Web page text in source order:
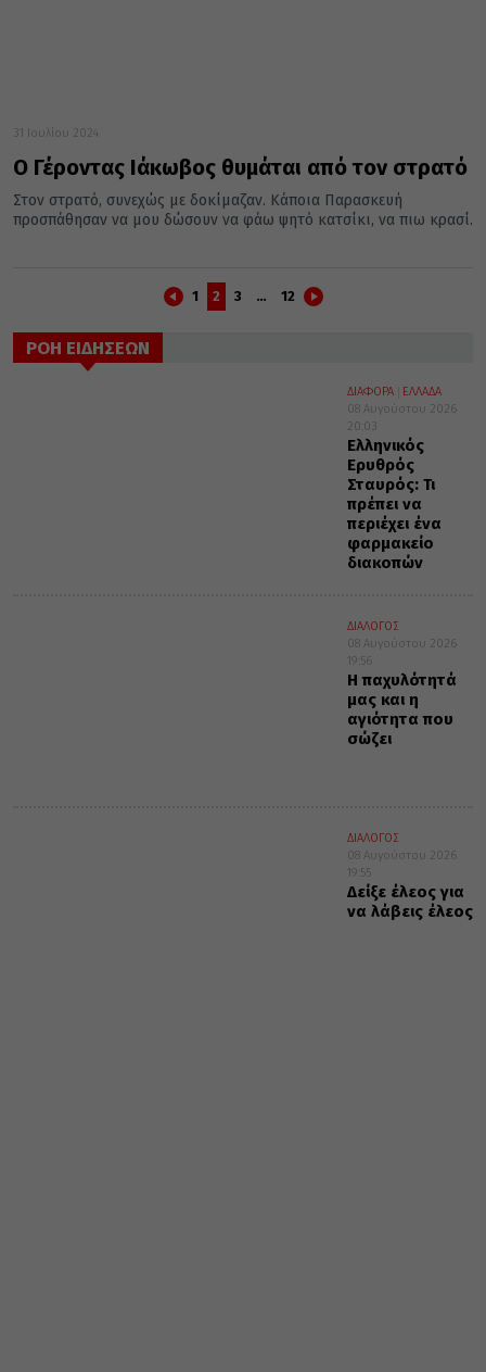
31 Ιουλίου 2024
Ο Γέροντας Ιάκωβος θυμάται από τον στρατό
Στον στρατό, συνεχώς με δοκίμαζαν. Κάποια Παρασκευή
προσπάθησαν να μου δώσουν να φάω ψητό κατσίκι, να πιω κρασί.
1 2 3 … 12
ΡΟΗ ΕΙΔΗΣΕΩΝ
ΔΙΑΦΟΡΑ
ΕΛΛΑΔΑ
08 Αυγούστου 2026
20:03
Ελληνικός
Ερυθρός
Σταυρός: Τι
πρέπει να
περιέχει ένα
φαρμακείο
διακοπών
ΔΙΑΛΟΓΟΣ
08 Αυγούστου 2026
19:56
Η παχυλότητά
μας και η
αγιότητα που
σώζει
ΔΙΑΛΟΓΟΣ
08 Αυγούστου 2026
19:55
Δείξε έλεος για
να λάβεις έλεος